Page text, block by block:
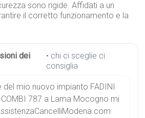
sono rigide. Affidati a un
il corretto funzionamento e la
dei
• chi ci sceglie ci
consiglia
del mio nuovo impianto FADINI
787 a Lama Mocogno mi